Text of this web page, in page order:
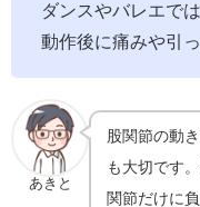
ダンスやバレエで
動作後に痛みや引
あきと
股関節の動
も大切です
関節だけに